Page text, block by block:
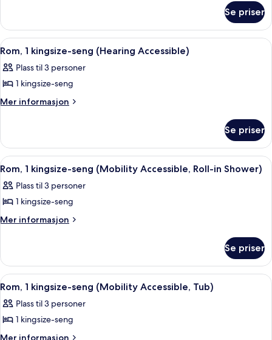
senger,
balkong
–
premium,
2
queensize-
senger,
balkong
Se priser
Åpne
alle
bildene
av
Rom,
seng
(Hearing
Accessible)
Sengetøy av topp kvalitet, dundyner
7
Rom, 1 kingsize-seng (Hearing Accessible)
Plass til 3 personer
1 kingsize-seng
Mer informasjon
Mer
1
kingsize-
seng
Accessible)
Se priser
Åpne
alle
bildene
av
Rom,
seng
(Mobility
Accessible,
Roll-
in
Sengetøy av topp kvalitet, dundyner
7
Rom, 1 kingsize-seng (Mobility Accessible, Roll-in Shower)
Plass til 3 personer
1 kingsize-seng
Mer informasjon
Mer
1
kingsize-
seng
Accessible,
Roll-
Se priser
Åpne
alle
bildene
av
Rom,
Sengetøy av topp kvalitet, dundyner
7
Rom, 1 kingsize-seng (Mobility Accessible, Tub)
Plass til 3 personer
1 kingsize-seng
Mer informasjon
Mer